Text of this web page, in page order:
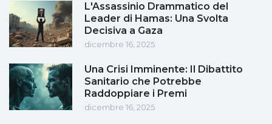
L'Assassinio Drammatico del
Leader di Hamas: Una Svolta
Decisiva a Gaza
dicembre 16, 2025
Una Crisi Imminente: Il Dibattito
Sanitario che Potrebbe
Raddoppiare i Premi
dicembre 16, 2025